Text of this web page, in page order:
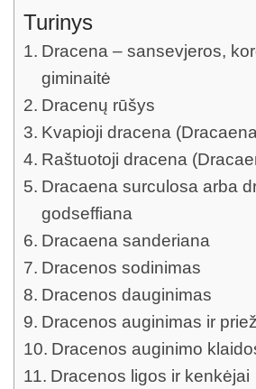
Turinys
Dracena – sansevjeros,
giminaitė
Dracenų rūšys
Kvapioji dracena
Raštuotoji dracena
Dracaena surculosa arba
godseffiana
Dracaena sanderiana
Dracenos sodinimas
Dracenos dauginimas
Dracenos auginimas ir
Dracenos auginimo
Dracenos ligos ir kenkėjai